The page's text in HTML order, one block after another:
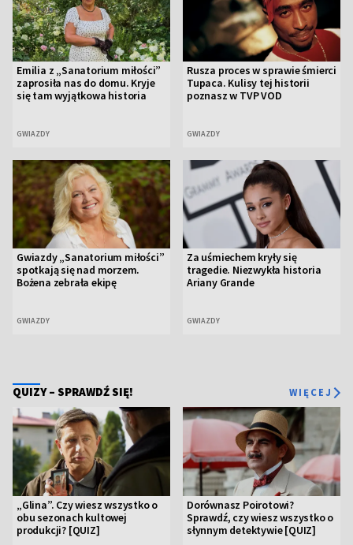
Emilia z „Sanatorium miłości”
zaprosiła nas do domu. Kryje
się tam wyjątkowa historia
GWIAZDY
Rusza proces w sprawie śmierci
Tupaca. Kulisy tej historii
poznasz w TVP VOD
GWIAZDY
Gwiazdy „Sanatorium miłości”
spotkają się nad morzem.
Bożena zebrała ekipę
GWIAZDY
Za uśmiechem kryły się
tragedie. Niezwykła historia
Ariany Grande
GWIAZDY
QUIZY – SPRAWDŹ SIĘ! WIĘCEJ
„Glina”. Czy wiesz wszystko o
obu sezonach kultowej
produkcji? [QUIZ]
Dorównasz Poirotowi?
Sprawdź, czy wiesz wszystko o
słynnym detektywie [QUIZ]